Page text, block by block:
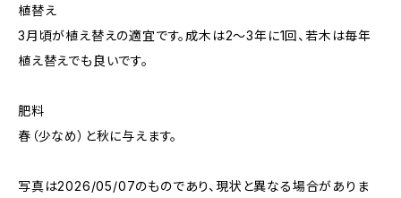
植替え
3月頃が植え替えの適宜です。成木は2〜3年に1回、若木は毎年
植え替えでも良いです。
肥料
春（少なめ）と秋に与えます。
写真は2026/05/07のものであり、現状と異なる場合がありま